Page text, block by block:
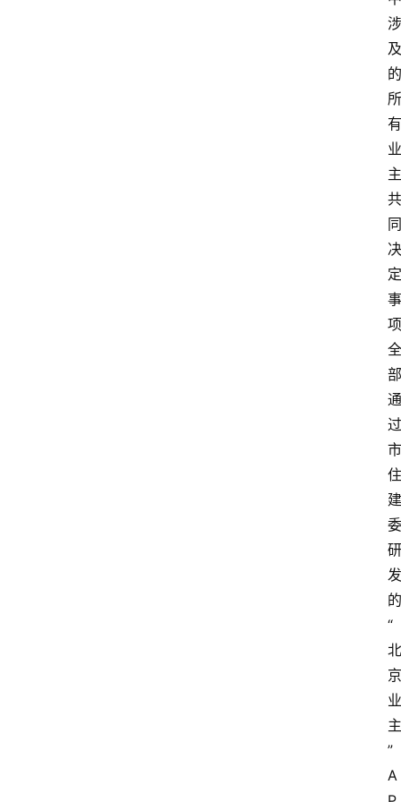
涉
及
的
所
有
业
主
共
同
决
定
事
项
全
部
通
过
市
住
建
委
研
发
的
“
北
京
业
主
”
A